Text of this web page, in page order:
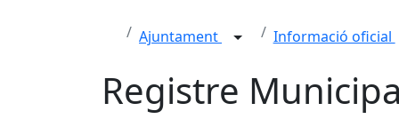
Ajuntament Informació oficial
Registre